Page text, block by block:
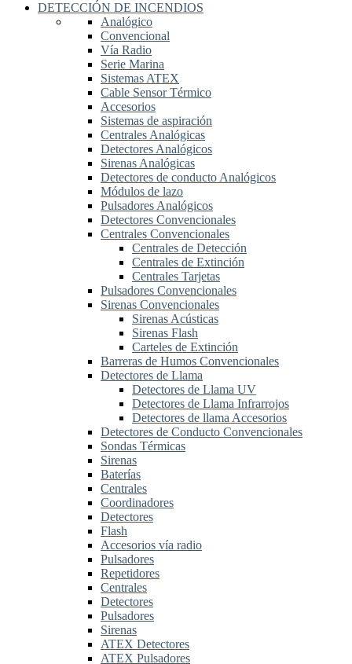
DETECCIÓN DE INCENDIOS
Analógico
Convencional
Vía Radio
Serie Marina
Sistemas ATEX
Cable Sensor Térmico
Accesorios
Sistemas de aspiración
Centrales Analógicas
Detectores Analógicos
Sirenas Analógicas
Detectores de conducto Analógicos
Módulos de lazo
Pulsadores Analógicos
Detectores Convencionales
Centrales Convencionales
Centrales de Detección
Centrales de Extinción
Centrales Tarjetas
Pulsadores Convencionales
Sirenas Convencionales
Sirenas Acústicas
Sirenas Flash
Carteles de Extinción
Barreras de Humos Convencionales
Detectores de Llama
Detectores de Llama UV
Detectores de Llama Infrarrojos
Detectores de llama Accesorios
Detectores de Conducto Convencionales
Sondas Térmicas
Sirenas
Baterías
Centrales
Coordinadores
Detectores
Flash
Accesorios vía radio
Pulsadores
Repetidores
Centrales
Detectores
Pulsadores
Sirenas
ATEX Detectores
ATEX Pulsadores